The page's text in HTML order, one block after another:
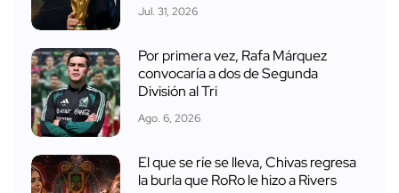
Jul. 31, 2026
Por primera vez, Rafa Márquez
convocaría a dos de Segunda
División al Tri
Ago. 6, 2026
El que se ríe se lleva, Chivas regresa
la burla que RoRo le hizo a Rivers